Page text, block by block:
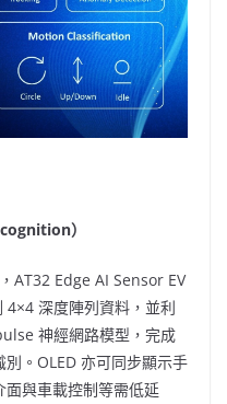
）
AT32 Edge AI Sensor EV
深度陣列資料，並利
神經網路模型，完成
別。OLED 亦可同步顯示手
與車載控制等需低延